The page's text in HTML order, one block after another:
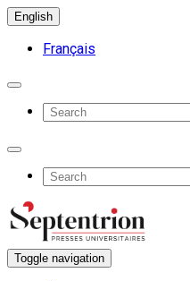
English
Français
Toggle navigation